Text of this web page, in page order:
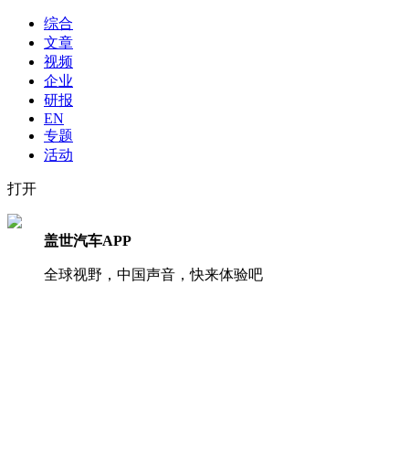
综合
文章
视频
企业
研报
EN
专题
活动
打开
盖世汽车APP
全球视野，中国声音，快来体验吧